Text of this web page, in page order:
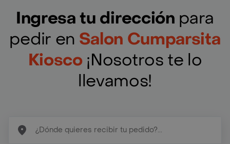
Ingresa tu dirección para
pedir en Salon Cumparsita
Kiosco ¡Nosotros te lo
llevamos!